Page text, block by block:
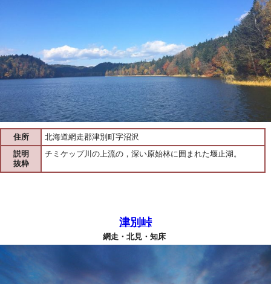
住所
北海道網走郡津別町字沼沢
説明
抜粋
チミケップ川の上流の，深い原始林に囲まれた堰止湖。
津別峠
網走・北見・知床